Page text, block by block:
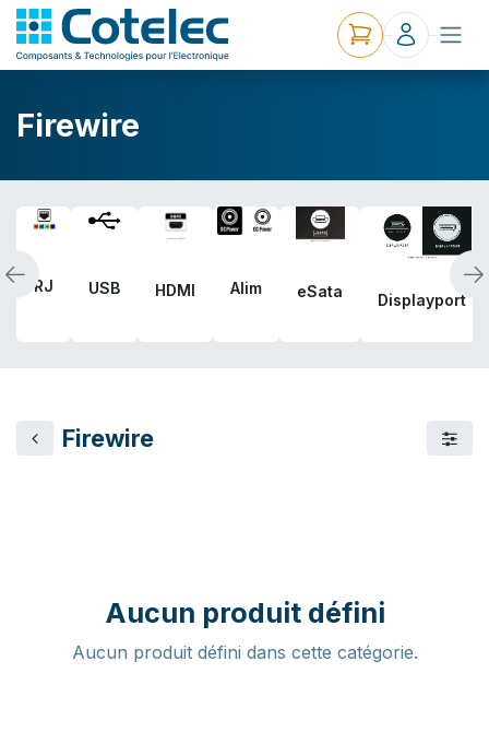
Firewire
RJ USB HDMI Alim eSata Displayport
Firewire
Aucun produit défini
Aucun produit défini dans cette catégorie.